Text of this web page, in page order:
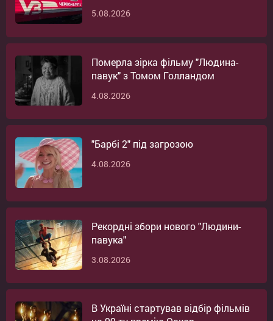
5.08.2026
Померла зірка фільму "Людина-
павук" з Томом Голландом
4.08.2026
"Барбі 2" під загрозою
4.08.2026
Рекордні збори нового "Людини-
павука"
3.08.2026
В Україні стартував відбір фільмів